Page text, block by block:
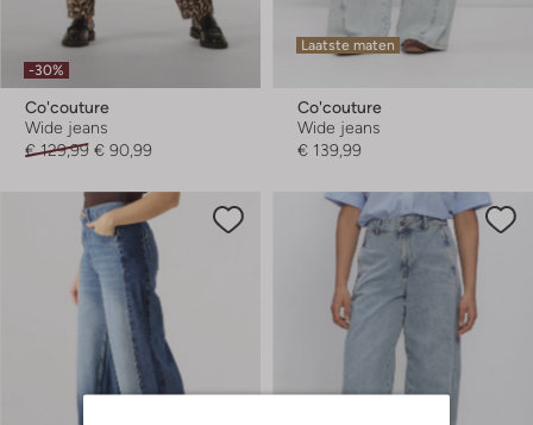
-30%
Co'couture
Wide jeans
€ 129,99 € 90,99
Laatste maten
Co'couture
Wide jeans
€ 139,99